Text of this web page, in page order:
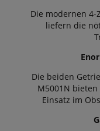
Die modernen 4-
liefern die
Die beiden
M5001N
Einsatz im